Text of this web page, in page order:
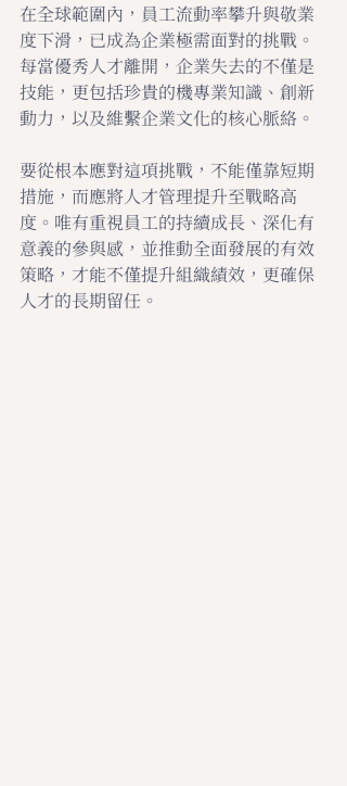
在全球範圍內，員工流動率攀升與敬業
度下滑，已成為企業極需面對的挑戰。
每當優秀人才離開，企業失去的不僅是
技能，更包括珍貴的機專業知識、創新
動力，以及維繫企業文化的核心脈絡。
要從根本應對這項挑戰，不能僅靠短期
措施，而應將人才管理提升至戰略高
度。唯有重視員工的持續成長、深化有
意義的參與感，並推動全面發展的有效
策略，才能不僅提升組織績效，更確保
人才的長期留任。